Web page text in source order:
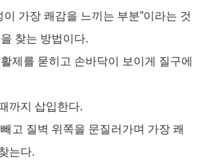
이 가장 쾌감을 느끼는 부분”이라는 것
찾는 방법이다.
제를 묻히고 손바닥이 보이게 질구에
까지 삽입한다.
고 질벽 위쪽을 문질러가며 가장 쾌
는다.